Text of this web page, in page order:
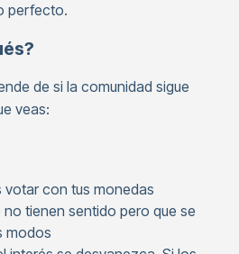
perfecto.
de si la comunidad sigue
veas:
votar con tus monedas
tienen sentido pero que se
modos